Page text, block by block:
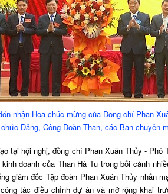
nhận Hoa chúc mừng của Đồng chí Phan
Đảng, Công Đoàn Than, các Ban chuyên
nghị, đồng chí Phan Xuân Thủy - Phó
doanh của Than Hà Tu trong bối cảnh
giám đốc Tập đoàn Phan Xuân Thủy nhấn
tác điều chỉnh dự án và mở rộng khai